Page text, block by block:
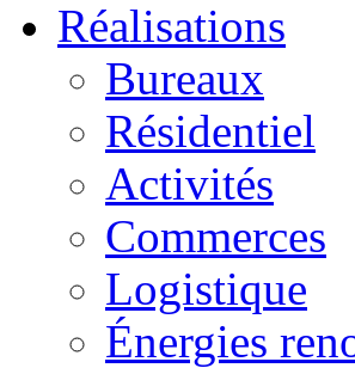
Réalisations
Bureaux
Résidentiel
Activités
Commerces
Logistique
Énergies